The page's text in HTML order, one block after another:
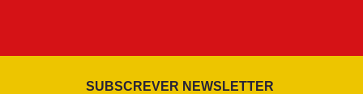
SUBSCREVER NEWSLETTER